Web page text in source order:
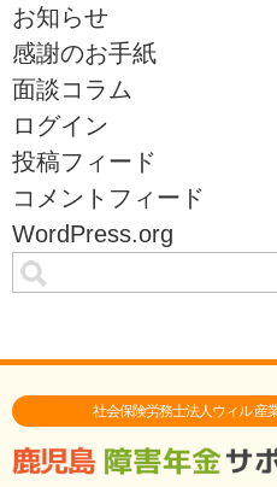
お知らせ
感謝のお手紙
面談コラム
ログイン
投稿フィード
コメントフィード
WordPress.org
社会保険労務士法人ウィル 産